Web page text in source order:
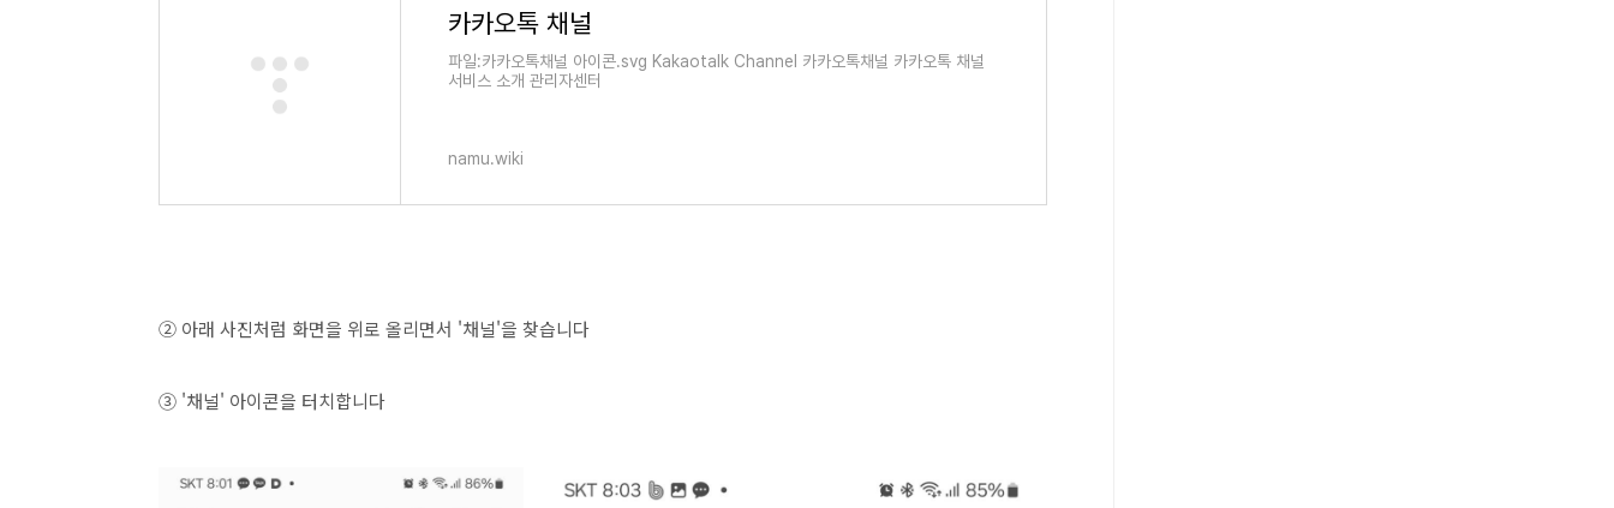
카카오톡 채널
파일:카카오톡채널 아이콘.svg Kakaotalk Channel 카카오톡채널 카카오톡 채널
서비스 소개 관리자센터
namu.wiki
② 아래 사진처럼 화면을 위로 올리면서 '채널'을 찾습니다
③ '채널' 아이콘을 터치합니다